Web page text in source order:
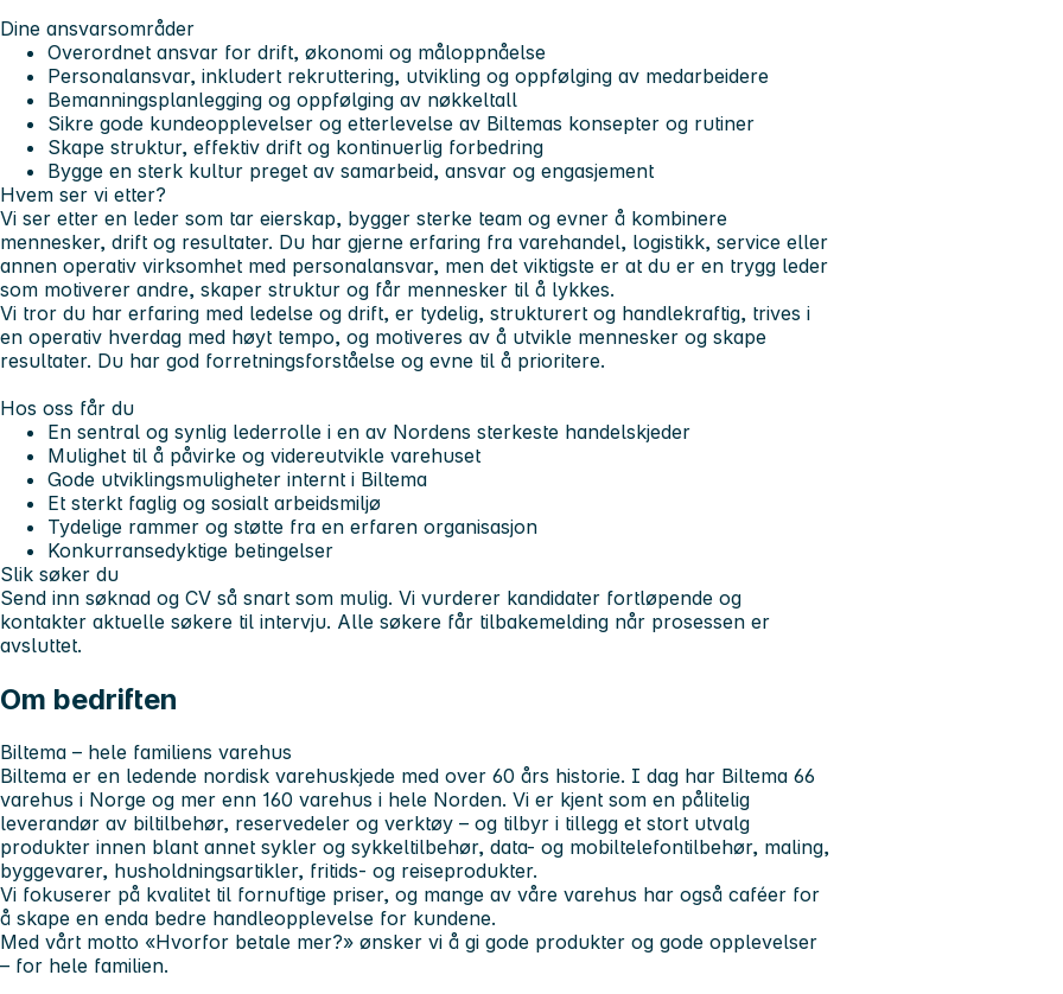
Dine ansvarsområder
Overordnet ansvar for drift, økonomi og måloppnåelse
Personalansvar, inkludert rekruttering, utvikling og oppfølging av medarbeidere
Bemanningsplanlegging og oppfølging av nøkkeltall
Sikre gode kundeopplevelser og etterlevelse av Biltemas konsepter og rutiner
Skape struktur, effektiv drift og kontinuerlig forbedring
Bygge en sterk kultur preget av samarbeid, ansvar og engasjement
Hvem ser vi etter?
Vi ser etter en leder som tar eierskap, bygger sterke team og evner å kombinere
mennesker, drift og resultater. Du har gjerne erfaring fra varehandel, logistikk, service eller
annen operativ virksomhet med personalansvar, men det viktigste er at du er en trygg leder
som motiverer andre, skaper struktur og får mennesker til å lykkes.
Vi tror du har erfaring med ledelse og drift, er tydelig, strukturert og handlekraftig, trives i
en operativ hverdag med høyt tempo, og motiveres av å utvikle mennesker og skape
resultater. Du har god forretningsforståelse og evne til å prioritere.
Hos oss får du
En sentral og synlig lederrolle i en av Nordens sterkeste handelskjeder
Mulighet til å påvirke og videreutvikle varehuset
Gode utviklingsmuligheter internt i Biltema
Et sterkt faglig og sosialt arbeidsmiljø
Tydelige rammer og støtte fra en erfaren organisasjon
Konkurransedyktige betingelser
Slik søker du
Send inn søknad og CV så snart som mulig. Vi vurderer kandidater fortløpende og
kontakter aktuelle søkere til intervju. Alle søkere får tilbakemelding når prosessen er
avsluttet.
Om bedriften
Biltema – hele familiens varehus
Biltema er en ledende nordisk varehuskjede med over 60 års historie. I dag har Biltema 66
varehus i Norge og mer enn 160 varehus i hele Norden. Vi er kjent som en pålitelig
leverandør av biltilbehør, reservedeler og verktøy – og tilbyr i tillegg et stort utvalg
produkter innen blant annet sykler og sykkeltilbehør, data- og mobiltelefontilbehør, maling,
byggevarer, husholdningsartikler, fritids- og reiseprodukter.
Vi fokuserer på kvalitet til fornuftige priser, og mange av våre varehus har også caféer for
å skape en enda bedre handleopplevelse for kundene.
Med vårt motto «Hvorfor betale mer?» ønsker vi å gi gode produkter og gode opplevelser
– for hele familien.